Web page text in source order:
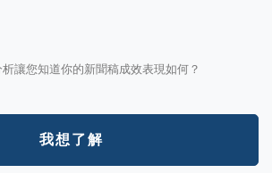
讓您知道你的新聞稿成效表現如何？
我想了解